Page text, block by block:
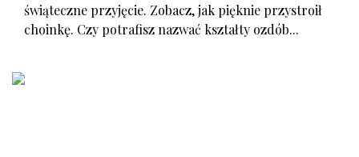
świąteczne przyjęcie. Zobacz, jak pięknie przystroił
choinkę. Czy potrafisz nazwać kształty ozdób...